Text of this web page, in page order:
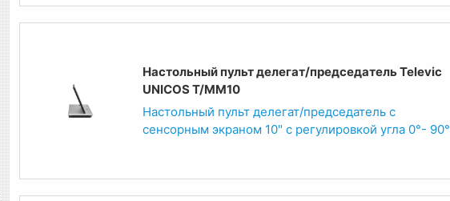
Настольный пульт делегат/председатель Televic
UNICOS T/MM10
Настольный пульт делегат/председатель с
сенсорным экраном 10" с регулировкой угла 0°- 90°